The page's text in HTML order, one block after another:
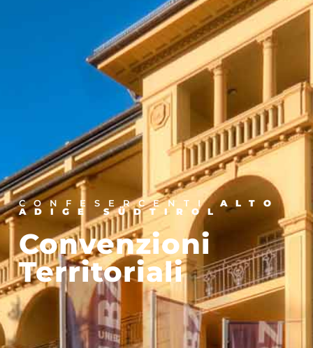
CONFESERCENTI ALTO
ADIGE SÜDTIROL
Convenzioni
Territoriali